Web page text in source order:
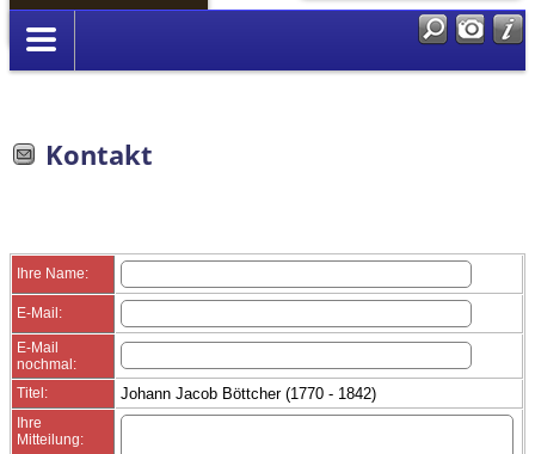
Anmelden
Kontakt
Ihre Name:
E-Mail:
E-Mail
nochmal:
Titel:
Johann Jacob Böttcher (1770 - 1842)
Ihre
Mitteilung: